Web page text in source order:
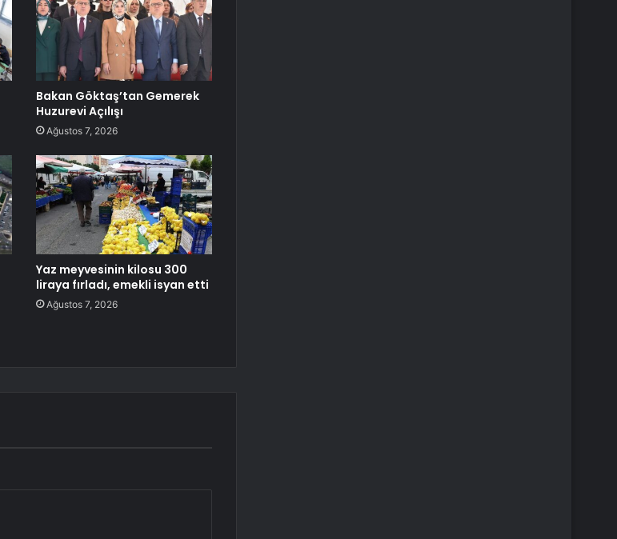
Bakan Göktaş’tan Gemerek
Huzurevi Açılışı
Ağustos 7, 2026
Yaz meyvesinin kilosu 300
liraya fırladı, emekli isyan etti
Ağustos 7, 2026